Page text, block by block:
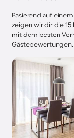
Basierend auf
zeigen wir dir die
mit dem besten
Gästebewertungen.